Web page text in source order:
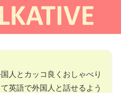
人とカッコ良くおしゃべり
英語で外国人と話せるよう